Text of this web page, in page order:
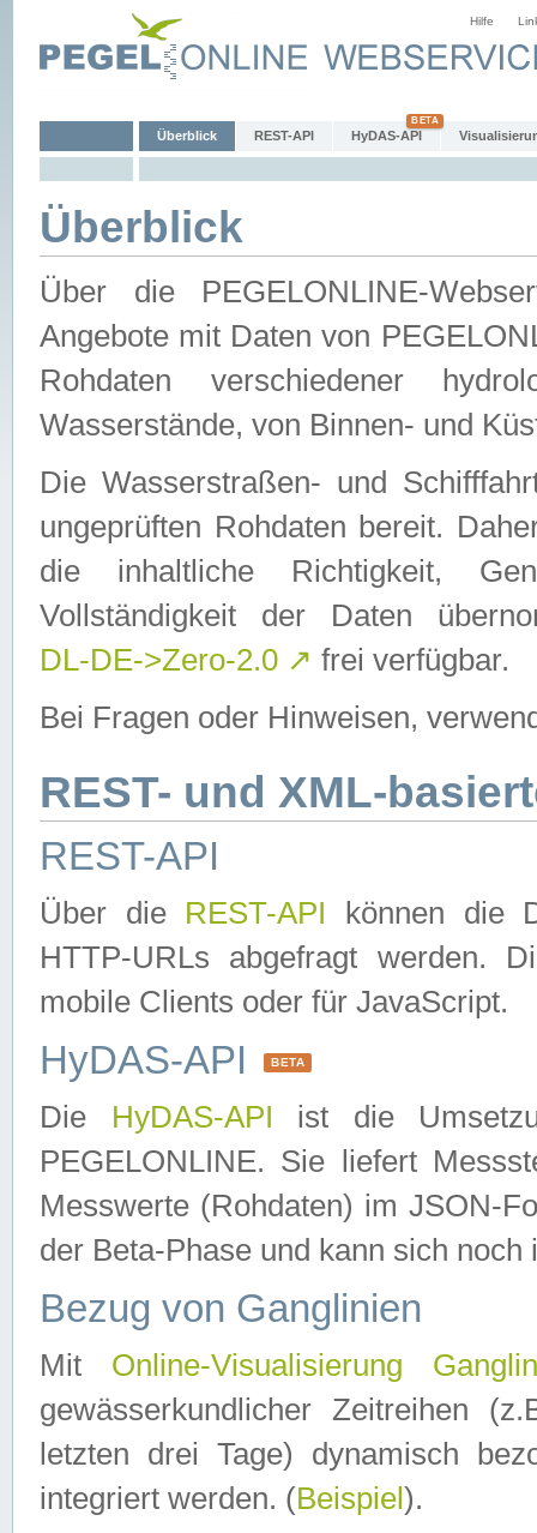
Hilfe
Überblick REST-API HyDAS-API
Überblick
Über die PEGELONLINE-
Angebote mit Daten von
Rohdaten verschiedener
Wasserstände, von Binnen- und
Die Wasserstraßen- und
ungeprüften Rohdaten bereit.
die inhaltliche Richtigkeit,
Vollständigkeit der Daten
DL-DE->Zero-2.0 ↗ frei verfügbar.
Bei Fragen oder Hinweisen,
REST- und XML-
REST-API
Über die REST-API können die
HTTP-URLs abgefragt werden.
mobile Clients oder für JavaScript.
HyDAS-API BETA
Die HyDAS-API ist die
PEGELONLINE. Sie liefert
Messwerte (Rohdaten) im JSON-
der Beta-Phase und kann sich noch
Bezug von Ganglinien
Mit Online-Visualisierung
gewässerkundlicher Zeitreihen
letzten drei Tage) dynamisch
integriert werden. (Beispiel ).